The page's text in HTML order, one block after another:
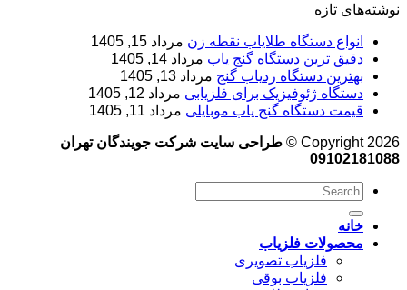
نوشته‌های تازه
انواع دستگاه طلایاب نقطه زن مرداد 15, 1405
دقیق ترین دستگاه گنج یاب مرداد 14, 1405
بهترین دستگاه ردیاب گنج مرداد 13, 1405
دستگاه ژئوفیزیک برای فلزیابی مرداد 12, 1405
قیمت دستگاه گنج یاب موبایلی مرداد 11, 1405
Copyright 2026 ©
طراحی سایت شرکت جویندگان تهران
09102181088
خانه
محصولات فلزیاب
فلزیاب تصویری
فلزیاب بوقی